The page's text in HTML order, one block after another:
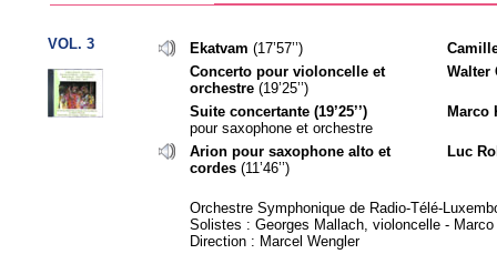
VOL. 3 Ekatvam (17’57’’)
Concerto pour violoncelle et
orchestre (19’25’’)
Walter
Suite concertante (19’25’’)
pour saxophone et orchestre
Marco
Arion pour saxophone alto et
cordes (11’46’’)
Luc
Orchestre Symphonique de Radio-Télé-
Solistes : Georges Mallach, violoncelle -
Direction : Marcel Wengler